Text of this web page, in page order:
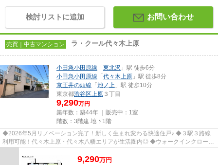
検討リストに追加 お問い合わせ
売買｜中古マンション ラ・クール代々木上原
小田急小田原線 「 東北沢 」駅 徒歩6分
小田急小田原線 「 代々木上原 」駅 徒歩8分
京王井の頭線 「 池ノ上 」駅 徒歩10分
東京都渋谷区上原 ３丁目
9,290万円
築年数：築44年 ｜販売中： 1室
階数：3階建 地下1階
◆2026年5月リノベーション完了！新しく生まれ変わる快適住戸♪ ◆３駅３路線
利用可能！代々木上原・代々木八幡エリアが生活圏内◎ ◆ウォークインクローゼ
9,290万円